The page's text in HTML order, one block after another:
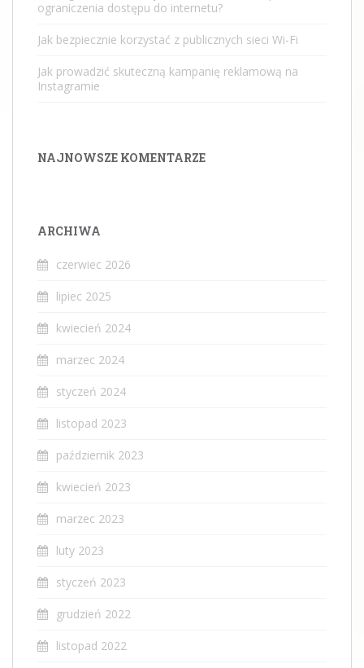
ograniczenia dostępu do internetu?
Jak bezpiecznie korzystać z publicznych sieci Wi-Fi
Jak prowadzić skuteczną kampanię reklamową na
Instagramie
NAJNOWSZE KOMENTARZE
ARCHIWA
czerwiec 2026
lipiec 2025
kwiecień 2024
marzec 2024
styczeń 2024
listopad 2023
październik 2023
kwiecień 2023
marzec 2023
luty 2023
styczeń 2023
grudzień 2022
listopad 2022